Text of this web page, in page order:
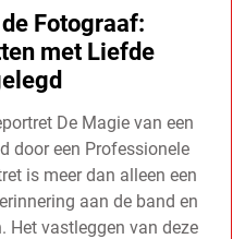
Fotograaf:
met Liefde
De Magie van een
door een Professionele
is meer dan alleen een
aan de band en
Het vastleggen van deze